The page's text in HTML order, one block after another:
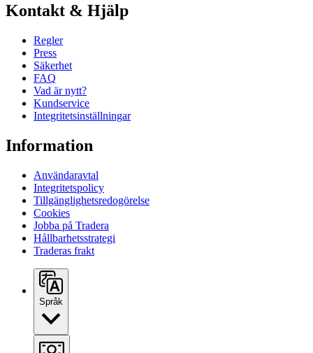
Kontakt & Hjälp
Regler
Press
Säkerhet
FAQ
Vad är nytt?
Kundservice
Integritetsinställningar
Information
Användaravtal
Integritetspolicy
Tillgänglighetsredogörelse
Cookies
Jobba på Tradera
Hållbarhetsstrategi
Traderas frakt
Språk